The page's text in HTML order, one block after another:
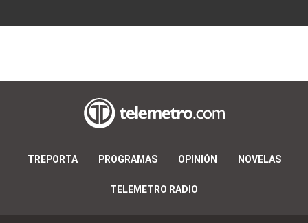
TREPORTA PROGRAMAS OPINIÓN NOVELAS
TELEMETRO RADIO